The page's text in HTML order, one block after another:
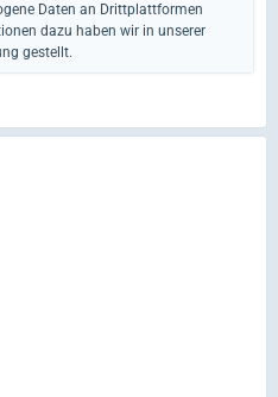
Daten an Drittplattformen
dazu haben wir in unserer
gestellt.